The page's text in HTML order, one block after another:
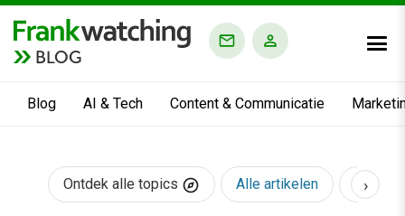
BLOG
Blog AI & Tech Content & Communicatie
Ontdek alle topics Alle artikelen AI &
›